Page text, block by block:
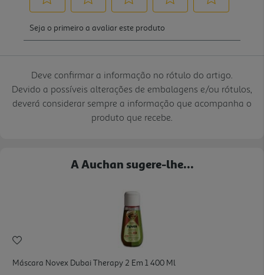
Deve confirmar a informação no rótulo do artigo.
Devido a possíveis alterações de embalagens e/ou rótulos,
deverá considerar sempre a informação que acompanha o
produto que recebe.
A Auchan sugere-lhe...
Máscara Novex Dubai Therapy 2 Em 1 400 Ml